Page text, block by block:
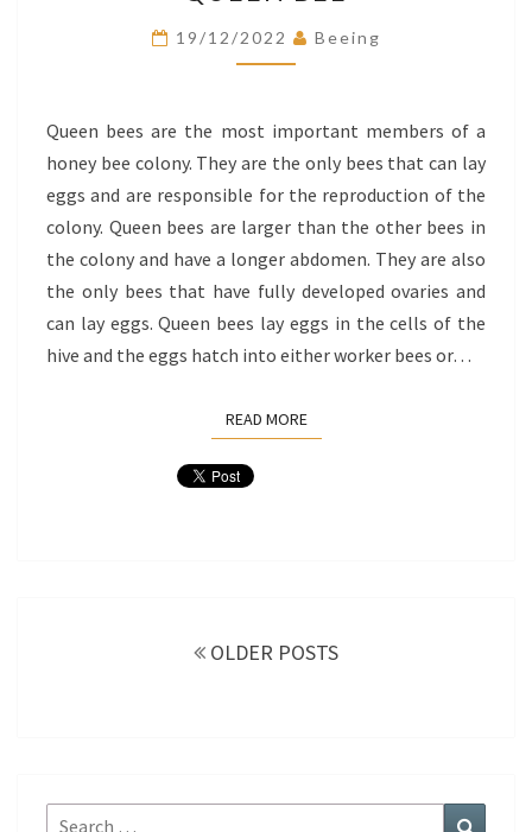
19/12/2022 Beeing
Queen bees are the most important members of a
honey bee colony. They are the only bees that can lay
eggs and are responsible for the reproduction of the
colony. Queen bees are larger than the other bees in
the colony and have a longer abdomen. They are also
the only bees that have fully developed ovaries and
can lay eggs. Queen bees lay eggs in the cells of the
hive and the eggs hatch into either worker bees or…
READ MOREREAD MORE
OLDER POSTS
Search